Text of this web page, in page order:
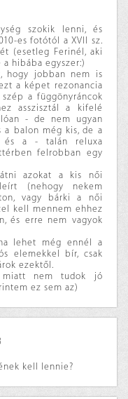
szokik lenni, és
es fotótól a XVII sz.
(esetleg Ferinél, aki
hibába egyszer:)
hogy jobban nem is
a képet rezonancia
a függönyráncok
asszisztál a kifelé
- de nem ugyan
a balon még kis, de a
és a - talán reluxa
felrobban egy
azokat a kis női
(nehogy nekem
vagy bárki a női
kell mennem ehhez
és erre nem vagyok
lehet még ennél a
elemekkel bír, csak
ezektől.
miatt nem tudok jó
ez sem az)
kell lennie?